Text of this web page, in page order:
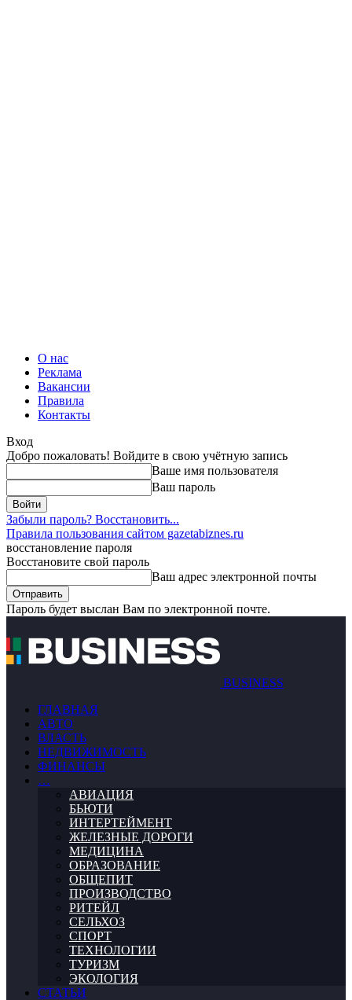
О нас
Реклама
Вакансии
Правила
Контакты
Вход
Добро пожаловать! Войдите в свою учётную запись
Ваше имя пользователя
Ваш пароль
Забыли пароль? Восстановить...
Правила пользования сайтом gazetabiznes.ru
восстановление пароля
Восстановите свой пароль
Ваш адрес электронной почты
Пароль будет выслан Вам по электронной почте.
BUSINESS
ГЛАВНАЯ
АВТО
ВЛАСТЬ
НЕДВИЖИМОСТЬ
ФИНАНСЫ
…
АВИАЦИЯ
БЬЮТИ
ИНТЕРТЕЙМЕНТ
ЖЕЛЕЗНЫЕ ДОРОГИ
МЕДИЦИНА
ОБРАЗОВАНИЕ
ОБЩЕПИТ
ПРОИЗВОДСТВО
РИТЕЙЛ
СЕЛЬХОЗ
СПОРТ
ТЕХНОЛОГИИ
ТУРИЗМ
ЭКОЛОГИЯ
СТАТЬИ